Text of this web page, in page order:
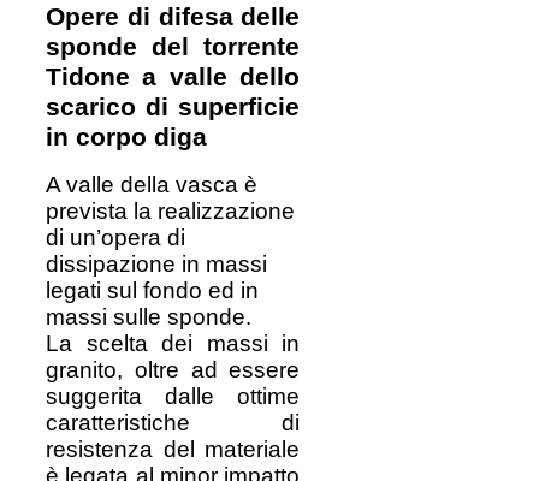
Opere di difesa delle
sponde del torrente
Tidone a valle dello
scarico di superficie
in corpo diga
A valle della vasca è
prevista la realizzazione
di un’opera di
dissipazione in massi
legati sul fondo ed in
massi sulle sponde.
La scelta dei massi in
granito, oltre ad essere
suggerita dalle ottime
caratteristiche di
resistenza del materiale
è legata al minor impatto